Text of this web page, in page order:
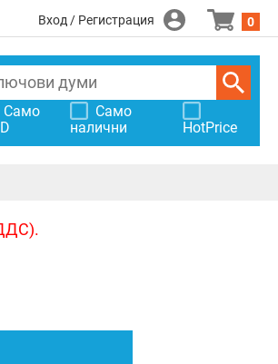
Вход / Регистрация 0
Само
Само
налични
HotPrice